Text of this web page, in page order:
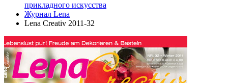
прикладного искусства
Журнал Lena
Lena Creativ 2011-32